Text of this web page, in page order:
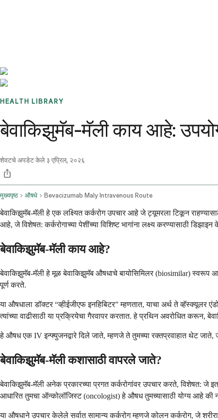
HEALTH LIBRARY
बेवाकिझुमॅब-मॅली काय आहे:
शेवटचे अपडेट केले ३ एप्रिल, २०२६
मुख्यपृष्ठ औषधे Bevacizumab Maly Intravenous Route
बेवाकिझुमॅब-मॅली हे एक लक्ष्यित कर्करोग उपचार आहे जे ट्यूमरला टिकून
आहे, जे विशेषत: कर्करोगाच्या पेशींच्या विशिष्ट भागांना लक्ष्य करण्यासाठी
बेवाकिझुमॅब-मॅली काय आहे?
बेवाकिझुमॅब-मॅली हे मूळ बेवाकिझुमॅब औषधाचे बायोसिमिलर (biosimilar)
पूर्ण करते.
या औषधाला डॉक्टर “व्हीईजीएफ इनहिबिटर” म्हणतात, याचा अर्थ ते व्हॅस्क्यूलर
त्यांच्या वाढीसाठी या प्रक्रियेचा गैरवापर करतात. हे प्रथिन अवरोधित
हे औषध एक IV इन्फ्युजनद्वारे दिले जाते, म्हणजे ते तुमच्या रक्तप्रवाहात थेट जाते,
बेवाकिझुमॅब-मॅली कशासाठी वापरले जाते?
बेवाकिझुमॅब-मॅली अनेक प्रकारच्या प्रगत कर्करोगांवर उपचार करते, विशेषत:
आधारित तुमचा ऑन्कोलॉजिस्ट (oncologist) हे औषध तुमच्यासाठी योग्य आहे की
या औषधाने उपचार केलेले सर्वात सामान्य कर्करोग म्हणजे कोलन कर्करोग, जे